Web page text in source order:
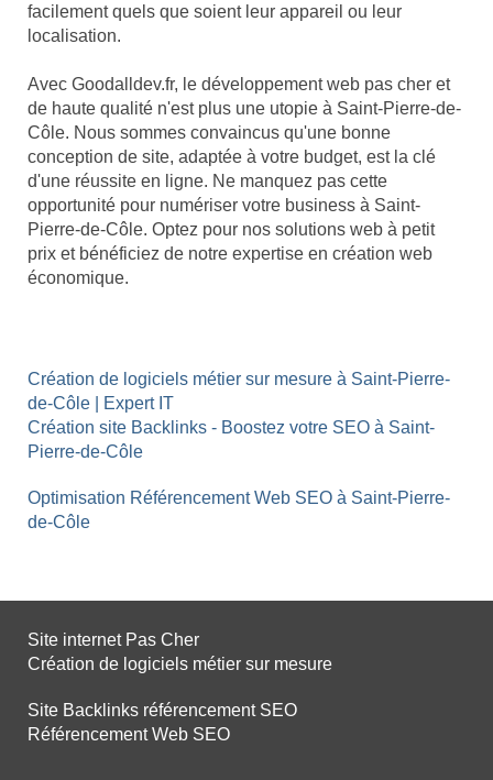
facilement quels que soient leur appareil ou leur
localisation.
Avec Goodalldev.fr, le développement web pas cher et
de haute qualité n'est plus une utopie à Saint-Pierre-de-
Côle. Nous sommes convaincus qu'une bonne
conception de site, adaptée à votre budget, est la clé
d'une réussite en ligne. Ne manquez pas cette
opportunité pour numériser votre business à Saint-
Pierre-de-Côle. Optez pour nos solutions web à petit
prix et bénéficiez de notre expertise en création web
économique.
Création de logiciels métier sur mesure à Saint-Pierre-
de-Côle | Expert IT
Création site Backlinks - Boostez votre SEO à Saint-
Pierre-de-Côle
Optimisation Référencement Web SEO à Saint-Pierre-
de-Côle
Site internet Pas Cher
Création de logiciels métier sur mesure
Site Backlinks référencement SEO
Référencement Web SEO